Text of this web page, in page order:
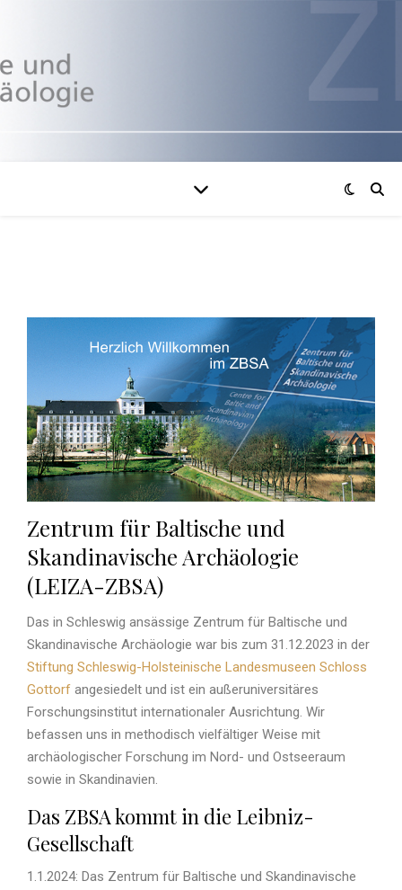
Zentrum für Baltische und
Skandinavische Archäologie
(LEIZA-ZBSA)
Das in Schleswig ansässige Zentrum für Baltische und
Skandinavische Archäologie war bis zum 31.12.2023 in der
Stiftung Schleswig-Holsteinische Landesmuseen Schloss
Gottorf angesiedelt und ist ein außeruniversitäres
Forschungsinstitut internationaler Ausrichtung. Wir
befassen uns in methodisch vielfältiger Weise mit
archäologischer Forschung im Nord- und Ostseeraum
sowie in Skandinavien.
Das ZBSA kommt in die Leibniz-
Gesellschaft
1.1.2024: Das Zentrum für Baltische und Skandinavische